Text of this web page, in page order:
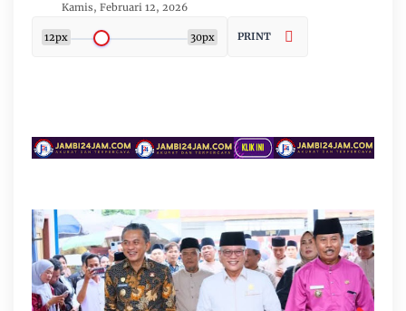
Kamis, Februari 12, 2026
12px 30px PRINT